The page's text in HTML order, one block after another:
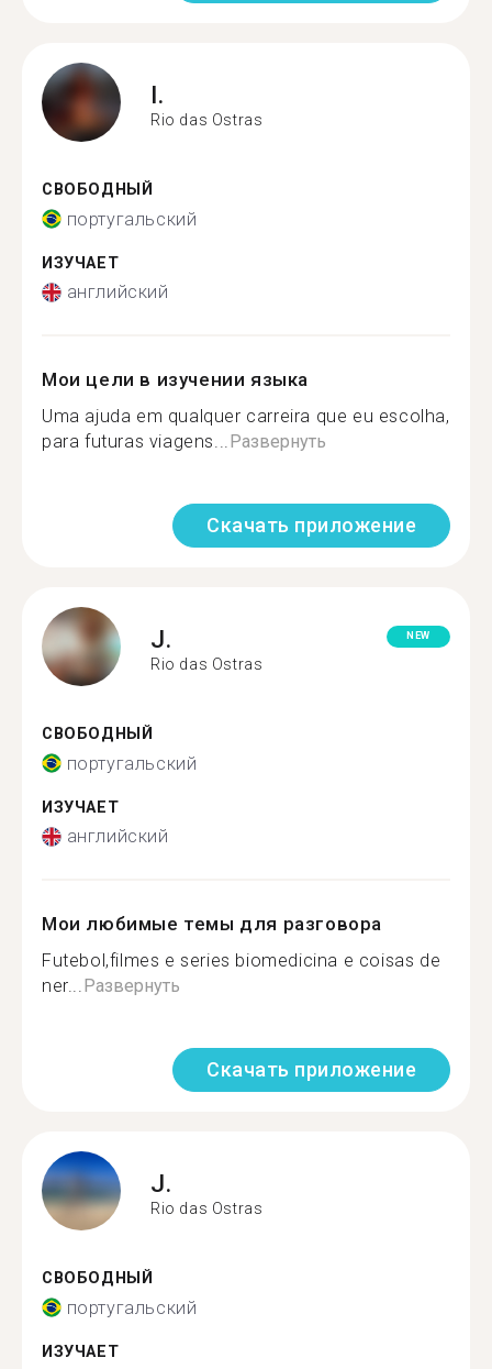
I.
Rio das Ostras
СВОБОДНЫЙ
португальский
ИЗУЧАЕТ
английский
Мои цели в изучении языка
Uma ajuda em qualquer carreira que eu escolha,
para futuras viagens...Развернуть
Скачать приложение
J.
Rio das Ostras
NEW
СВОБОДНЫЙ
португальский
ИЗУЧАЕТ
английский
Мои любимые темы для разговора
Futebol,filmes e series biomedicina e coisas de
ner...Развернуть
Скачать приложение
J.
Rio das Ostras
СВОБОДНЫЙ
португальский
ИЗУЧАЕТ